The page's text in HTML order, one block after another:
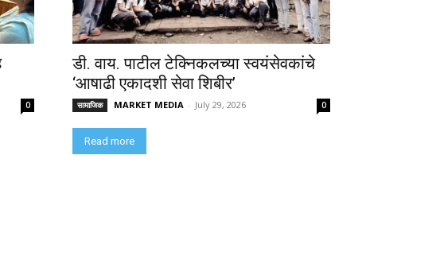
0
डी. वाय. पाटील टेक्निकलच्या स्वयंसेवकांचे
‘आषाढी एकादशी सेवा शिबीर’
सामाजिक MARKET MEDIA - July 29, 2026 0
Read more